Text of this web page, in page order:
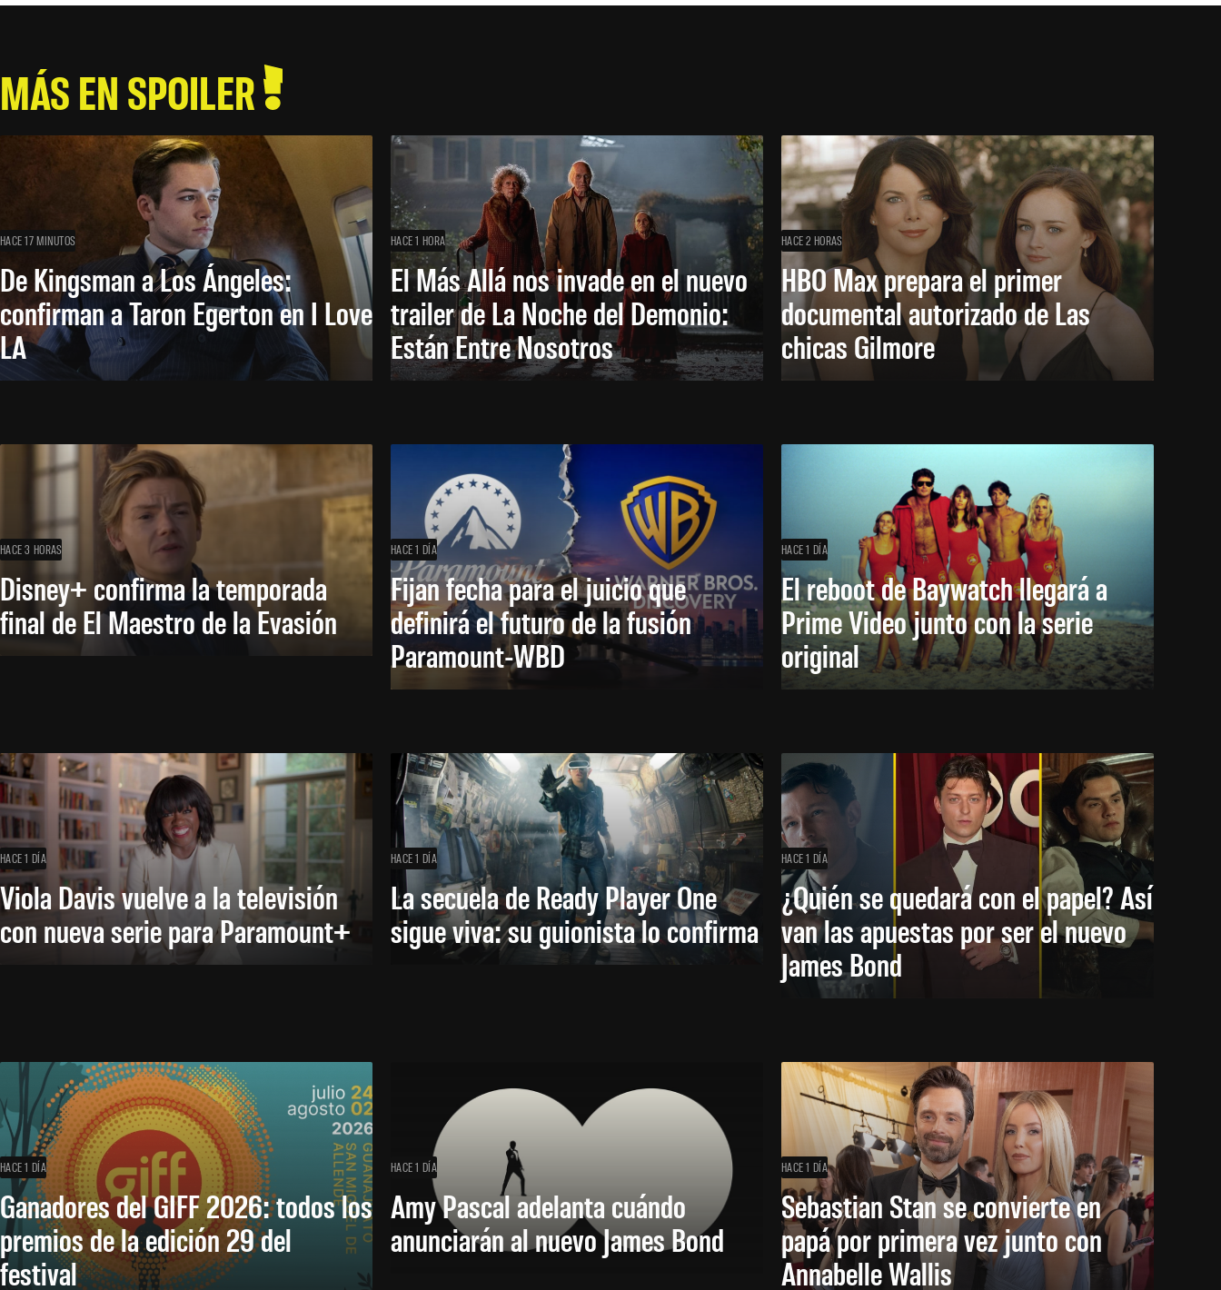
MÁS EN SPOILER
HACE 17 MINUTOS
De Kingsman a Los Ángeles:
confirman a Taron Egerton en I Love
LA
HACE 1 HORA
El Más Allá nos invade en el nuevo
trailer de La Noche del Demonio:
Están Entre Nosotros
HACE 2 HORAS
HBO Max prepara el primer
documental autorizado de Las
chicas Gilmore
HACE 3 HORAS
Disney+ confirma la temporada
final de El Maestro de la Evasión
HACE 1 DÍA
Fijan fecha para el juicio que
definirá el futuro de la fusión
Paramount-WBD
HACE 1 DÍA
El reboot de Baywatch llegará a
Prime Video junto con la serie
original
HACE 1 DÍA
Viola Davis vuelve a la televisión
con nueva serie para Paramount+
HACE 1 DÍA
La secuela de Ready Player One
sigue viva: su guionista lo confirma
HACE 1 DÍA
¿Quién se quedará con el papel? Así
van las apuestas por ser el nuevo
James Bond
HACE 1 DÍA
Ganadores del GIFF 2026: todos los
premios de la edición 29 del
festival
HACE 1 DÍA
Amy Pascal adelanta cuándo
anunciarán al nuevo James Bond
HACE 1 DÍA
Sebastian Stan se convierte en
papá por primera vez junto con
Annabelle Wallis